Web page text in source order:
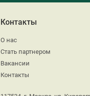
Контакты
О нас
Стать партнером
Вакансии
Контакты